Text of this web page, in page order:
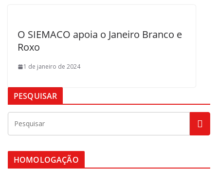
O SIEMACO apoia o Janeiro Branco e
Roxo
1 de janeiro de 2024
PESQUISAR
HOMOLOGAÇÃO